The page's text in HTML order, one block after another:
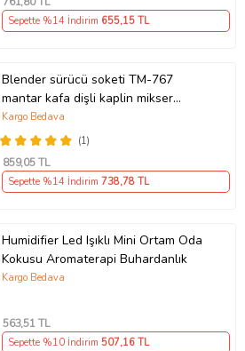
Sepette %14 İndirim 655,15 TL
Blender sürücü soketi TM-767
mantar kafa dişli kaplin mikser
yedek parça Uyumlu
(1)
Kargo Bedava
859,05 TL
Sepette %14 İndirim 738,78 TL
Humidifier Led Işıklı Mini Ortam Oda
Kokusu Aromaterapi Buhardanlık
Kargo Bedava
563,51 TL
Sepette %10 İndirim 507,16 TL